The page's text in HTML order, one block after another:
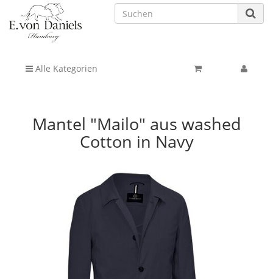
Alle Kategorien
Mantel "Mailo" aus washed
Cotton in Navy